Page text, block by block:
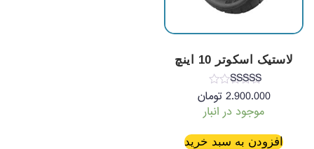
لاستیک اسکوتر 10 اینچ
نمره
3.50
از 5
2.900.000 تومان
موجود در انبار
افزودن به سبد خرید